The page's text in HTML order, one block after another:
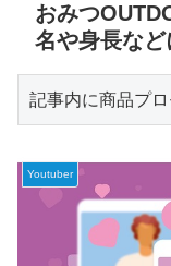
おみつ
名や身長など
記事内に商品プ
Youtuber